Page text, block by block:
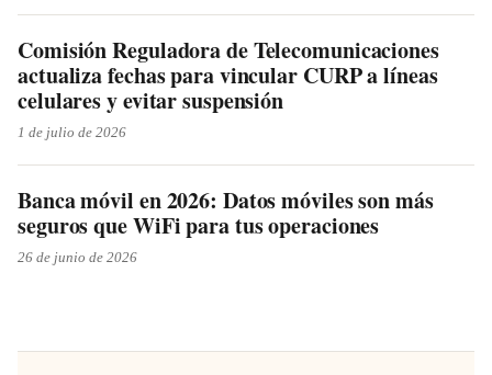
Comisión Reguladora de Telecomunicaciones
actualiza fechas para vincular CURP a líneas
celulares y evitar suspensión
1 de julio de 2026
Banca móvil en 2026: Datos móviles son más
seguros que WiFi para tus operaciones
26 de junio de 2026